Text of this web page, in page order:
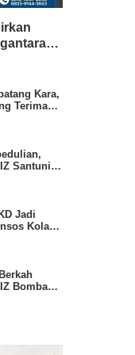
Kara,
Terima
Laznas
Santuni
dan
Jadi
Kolaka
Bombana
dan